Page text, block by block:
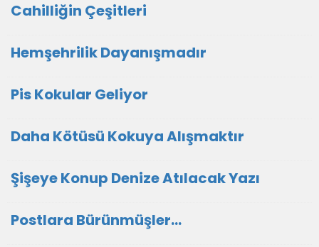
Cahilliğin Çeşitleri
Hemşehrilik Dayanışmadır
Pis Kokular Geliyor
Daha Kötüsü Kokuya Alışmaktır
Şişeye Konup Denize Atılacak Yazı
Postlara Bürünmüşler…